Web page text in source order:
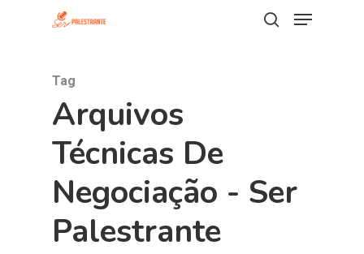
Tag
Arquivos
Técnicas De
Negociação - Ser
Palestrante